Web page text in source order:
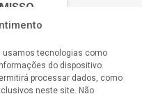
usamos tecnologias como
do dispositivo.
processar dados, como
neste site. Não